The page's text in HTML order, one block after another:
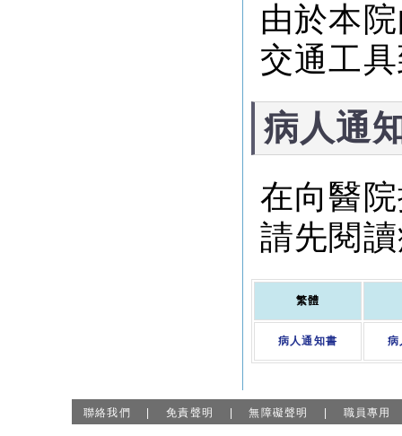
由於本
交通工
病人通
在向醫
請先閱
繁體
病人通知書 病
聯絡我們 免責聲明 無障礙聲明 職員專用